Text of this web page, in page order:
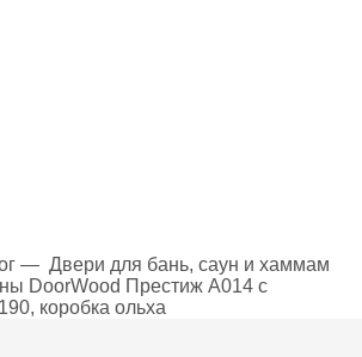
Двери для бань, саун и хаммам
DoorWood Престиж А014 с
коробка ольха